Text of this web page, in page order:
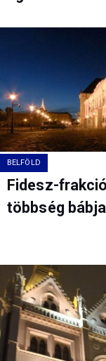
BELFÖLD
Fidesz-
többség